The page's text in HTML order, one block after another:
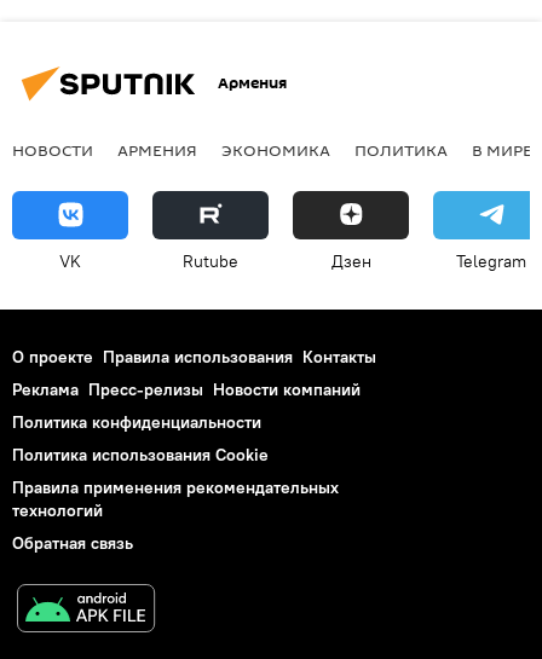
Армения
НОВОСТИ АРМЕНИЯ ЭКОНОМИКА ПОЛИТИКА В МИРЕ
VK Rutube Дзен Telegram
О проекте Правила использования Контакты
Реклама Пресс-релизы Новости компаний
Политика конфиденциальности
Политика использования Cookie
Правила применения рекомендательных
технологий
Обратная связь